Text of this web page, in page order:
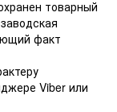
товарный
факт
Viber или